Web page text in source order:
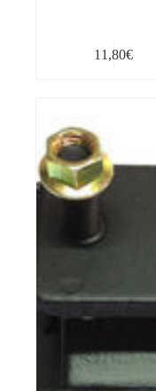
11,80€